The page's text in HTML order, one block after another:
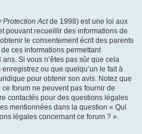
Protection Actde 1998) est une loi aux
pouvant recueillir des informations de
le consentement écrit des parents
ces informations permettant
Si vous n’êtes pas sûr que cela
ou que quelqu’un le fait à
pour obtenir son avis. Notez que
forum ne peuvent pas fournir de
contactés pour des questions légales
mentionnées dans la question « Qui
légales concernant ce forum ? ».